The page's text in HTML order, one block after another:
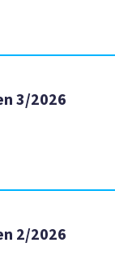
3/2026
2/2026